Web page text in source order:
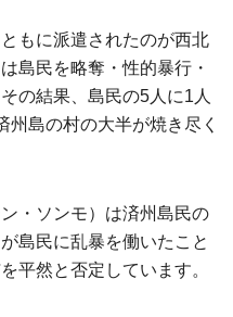
もに派遣されたのが西北
島民を略奪・性的暴行・
の結果、島民の5人に1人
島の村の大半が焼き尽く
・ソンモ）は済州島民の
島民に乱暴を働いたこと
平然と否定しています。